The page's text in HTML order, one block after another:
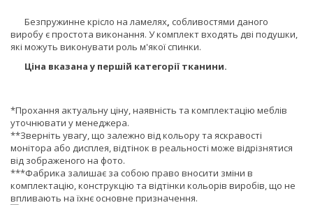
Безпружинне крісло на ламелях, собливостями даного
виробу є простота виконання. У комплект входять дві подушки,
які можуть виконувати роль м'якої спинки.
Ціна вказана у першій категорії тканини.
*Прохання актуальну ціну, наявність та комплектацію меблів
уточнювати у менеджера.
**Зверніть увагу, що залежно від кольору та яскравості
монітора або дисплея, відтінок в реальності може відрізнятися
від зображеного на фото.
***Фабрика залишає за собою право вносити зміни в
комплектацію, конструкцію та відтінки кольорів виробів, що не
впливають на їхнє основне призначення.